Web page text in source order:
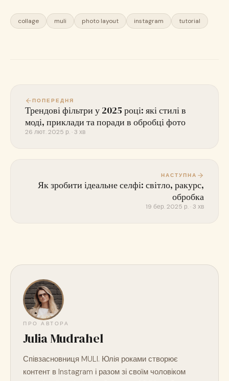
collage muli photo layout instagram tutorial
ПОПЕРЕДНЯ
Трендові фільтри у 2025 році: які стилі в
моді, приклади та поради в обробці фото
26 лют. 2025 р. · 3 хв
НАСТУПНА
Як зробити ідеальне селфі: світло, ракурс,
обробка
19 бер. 2025 р. · 3 хв
ПРО АВТОРА
Julia Mudrahel
Співзасновниця MULI. Юлія роками створює
контент в Instagram і разом зі своїм чоловіком